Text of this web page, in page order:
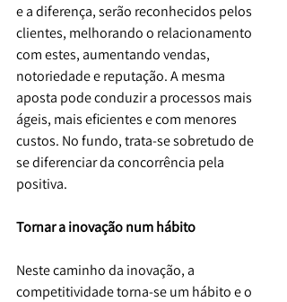
e a diferença, serão reconhecidos pelos
clientes, melhorando o relacionamento
com estes, aumentando vendas,
notoriedade e reputação. A mesma
aposta pode conduzir a processos mais
ágeis, mais eficientes e com menores
custos. No fundo, trata-se sobretudo de
se diferenciar da concorrência pela
positiva.
Tornar a inovação num hábito
Neste caminho da inovação, a
competitividade torna-se um hábito e o